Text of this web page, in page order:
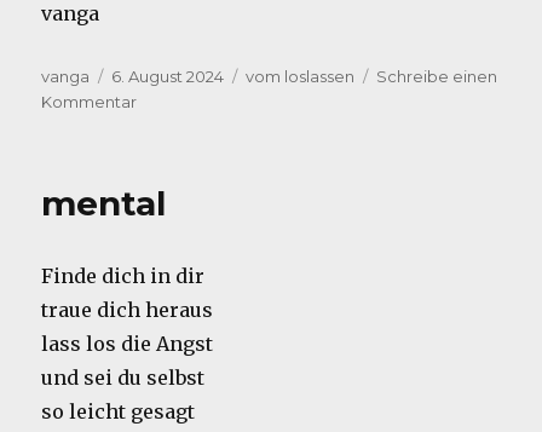
vanga
Autor
vanga
Veröffentlicht
am
6. August 2024 Kategorien
vom loslassen
Schreibe einen
Kommentarzu
mental
Finde dich in dir
traue dich heraus
lass los die Angst
und sei du selbst
so leicht gesagt